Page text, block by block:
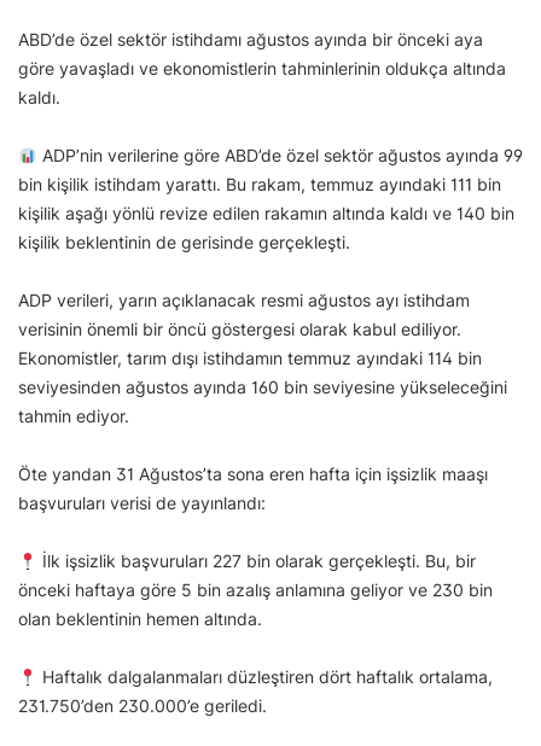
ABD’de özel sektör istihdamı ağustos ayında bir önceki aya
göre yavaşladı ve ekonomistlerin tahminlerinin oldukça altında
kaldı.
ADP’nin verilerine göre ABD’de özel sektör ağustos ayında 99
bin kişilik istihdam yarattı. Bu rakam, temmuz ayındaki 111 bin
kişilik aşağı yönlü revize edilen rakamın altında kaldı ve 140 bin
kişilik beklentinin de gerisinde gerçekleşti.
ADP verileri, yarın açıklanacak resmi ağustos ayı istihdam
verisinin önemli bir öncü göstergesi olarak kabul ediliyor.
Ekonomistler, tarım dışı istihdamın temmuz ayındaki 114 bin
seviyesinden ağustos ayında 160 bin seviyesine yükseleceğini
tahmin ediyor.
Öte yandan 31 Ağustos’ta sona eren hafta için işsizlik maaşı
başvuruları verisi de yayınlandı:
İlk işsizlik başvuruları 227 bin olarak gerçekleşti. Bu, bir
önceki haftaya göre 5 bin azalış anlamına geliyor ve 230 bin
olan beklentinin hemen altında.
Haftalık dalgalanmaları düzleştiren dört haftalık ortalama,
231.750’den 230.000’e geriledi.